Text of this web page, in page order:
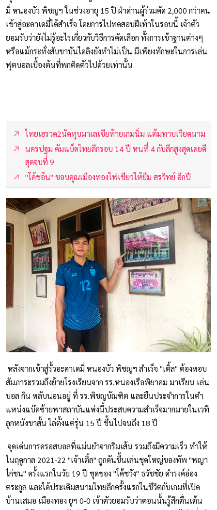
มี่ หนองบัว พิชญฯ ในช่วงอายุ 15 ปี ฝ่าด่านผู้ร่วมคัด 2,000 กว่าคน
เข้าสู่อะคาเดมี่ได้สำเร็จ โดยการไปทดสอบฝีเท้าในรอบนี้ เจ้าตัว
ยอมรับว่ายังไม่รู้อะไรเกี่ยวกับวิธีการคัดเลือก ทั้งการเข้าฐานต่างๆ
หรือแม้กระทั่งสับขาบันไดลิงยังทำไม่เป็น มีเพียงทักษะในการเล่น
ฟุตบอลเบื้องต้นที่พกติดตัวไปด้วยเท่านั้น
ไทยเฮรวด2นัดทุบมาเลเซียท้ายเกมนิ่ม แต้มทาบเวียดนาม
นครปฐม คัมแบ็คไทยลีกรอบ 14 ปี หนที่ 4 กับลีกสูงสุดเคยดี
สุดจบที่ 9
"โค้ชอ้น" ขอบคุณเมืองทองไฟเขียวให้ยืม สรวิทย์ อีกปี
หลังจากเข้าสู่รั้วอะคาเดมี่ หนองบัว พิชญฯ สำเร็จ "เติ้ล" ต้องหอบ
สัมภาระรวมถึงย้ายโรงเรียนจาก รร.หนองเรือพิยาคม มาเรียน เล่น
บอล กิน หลับนอนอยู่ ที่ รร.พิชญบัณฑิต และยืนประจำการในตำ
แหน่งแบ๊คซ้ายพาสถาบันแห่งนี้ประสบความสำเร็จมากมายในเวที
ลูกหนังขาสั้น ไล่ตั้งแต่รุ่น 15 ปี ขึ้นไปจนถึง 18 ปี
จุดเด่นการครอสบอลที่แม่นยำจากริมเส้น รวมถึงมีความเร็ว ทำให้
ในฤดูกาล 2021-22 "เจ้าเติ้ล" ถูกดันขึ้นเล่นชุดใหญ่ของทัพ "พญา
ไก่ชน" ครั้งแรกในวัย 19 ปี ชุดของ "โค้ชวัง" ธวัชชัย ดำรงค์อ่อง
ตระกูล และได้ประเดิมสนามไทยลีกครั้งแรกในชีวิตกับเกมที่เปิด
บ้านเสมอ เมืองทอง ยูฯ 0-0 เจ้าตัวยอมรับว่าตอนนั้นรู้สึกตื่นเต้น